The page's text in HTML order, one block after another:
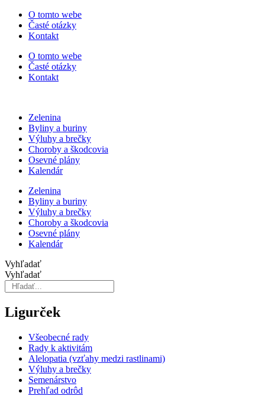
Preskočiť
obsah
O tomto webe
Časté otázky
Kontakt
O tomto webe
Časté otázky
Kontakt
Zelenina
Byliny a buriny
Výluhy a brečky
Choroby a škodcovia
Osevné plány
Kalendár
Zelenina
Byliny a buriny
Výluhy a brečky
Choroby a škodcovia
Osevné plány
Kalendár
Vyhľadať
Vyhľadať
Ligurček
Všeobecné rady
Rady k aktivitám
Alelopatia (vzťahy medzi rastlinami)
Výluhy a brečky
Semenárstvo
Prehľad odrôd